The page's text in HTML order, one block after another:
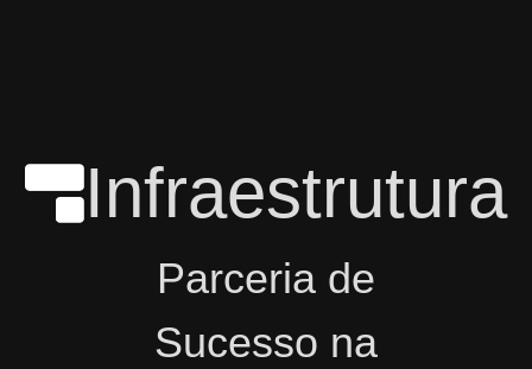
Infraestrutura
Parceria de
Sucesso na